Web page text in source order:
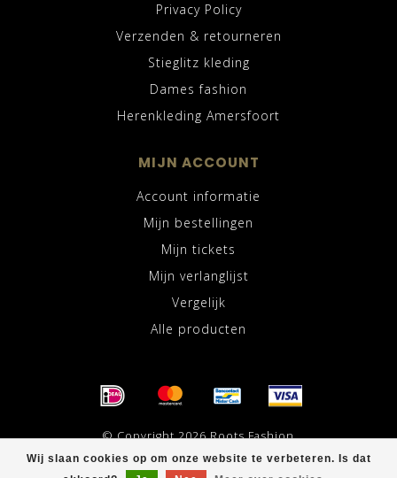
Wij slaan cookies op om onze website te verbeteren. Is dat
Privacy Policy
Verzenden & retourneren
Stieglitz kleding
Dames fashion
Herenkleding Amersfoort
MIJN ACCOUNT
Account informatie
Mijn bestellingen
Mijn tickets
Mijn verlanglijst
Vergelijk
Alle producten
© Copyright 2026 Roots Fashion